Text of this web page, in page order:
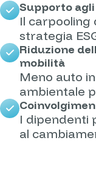
Supporto
Il
strategia
Riduzione
mobilità
Meno auto
ambientale
I dipendenti
al